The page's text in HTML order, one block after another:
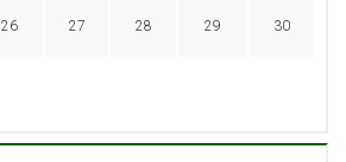
26 27 28 29 30